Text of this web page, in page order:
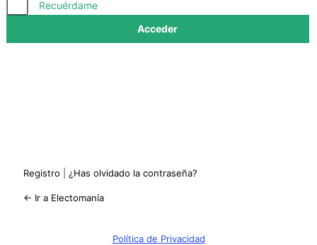
Recuérdame
Registro ¿Has olvidado la contraseña?
← Ir a Electomanía
Política de Privacidad